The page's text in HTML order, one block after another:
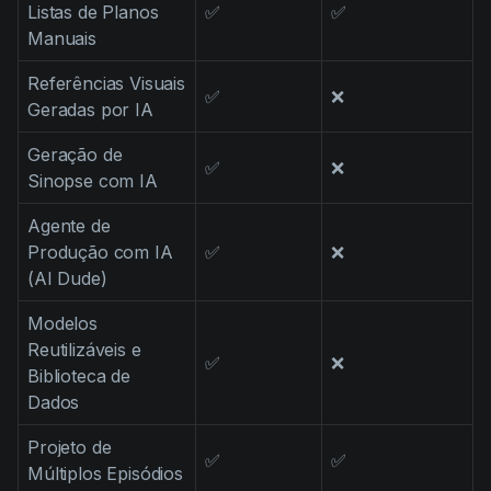
Listas de Planos
Manuais
✅ ✅
Referências Visuais
Geradas por IA
✅ ❌
Geração de
Sinopse com IA
✅ ❌
Agente de
Produção com IA
(AI Dude)
✅ ❌
Modelos
Reutilizáveis e
Biblioteca de
Dados
✅ ❌
Projeto de
Múltiplos Episódios
✅ ✅